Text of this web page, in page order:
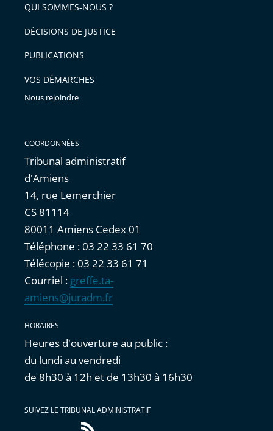
majorit...
QUI SOMMES-NOUS ?
DÉCISIONS DE JUSTICE
PUBLICATIONS
VOS DÉMARCHES
Nous rejoindre
COORDONNÉES
Tribunal administratif
d'Amiens
14, rue Lemerchier
CS 81114
80011 Amiens Cedex 01
Téléphone : 03 22 33 61 70
Télécopie : 03 22 33 61 71
Courriel : greffe.ta-
amiens@juradm.fr
HORAIRES
Heures d'ouverture au public :
du lundi au vendredi
de 8h30 à 12h et de 13h30 à 16h30
SUIVEZ LE TRIBUNAL ADMINISTRATIF
Flux